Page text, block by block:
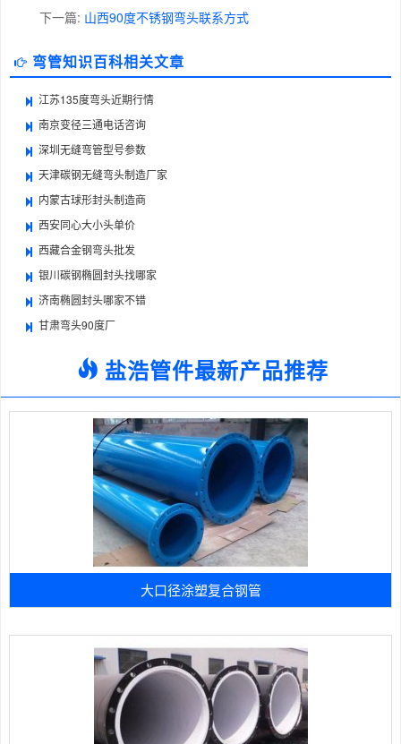
下一篇: 山西90度不锈钢弯头联系方式
弯管知识百科相关文章
江苏135度弯头近期行情
南京变径三通电话咨询
深圳无缝弯管型号参数
天津碳钢无缝弯头制造厂家
内蒙古球形封头制造商
西安同心大小头单价
西藏合金钢弯头批发
银川碳钢椭圆封头找哪家
济南椭圆封头哪家不错
甘肃弯头90度厂
盐浩管件最新产品推荐
大口径涂塑复合钢管